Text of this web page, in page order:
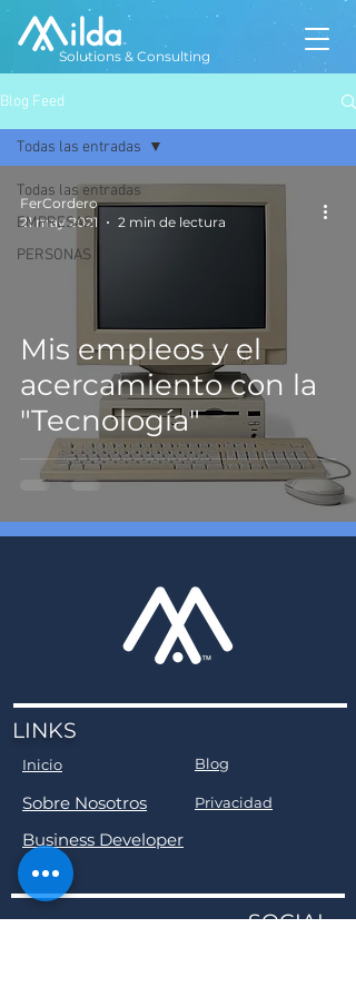
Solutions & Consulting
Blog Feed
Todas las entradas
EMPRESAS
PERSONAS
Todas las entradas
Mis empleos y el
acercamiento con la
"Tecnología"
FerCordero
21 may 2021
2 min de lectura
LINKS
Inicio Blog
Sobre Nosotros Privacidad
Business Developer
SOCIAL